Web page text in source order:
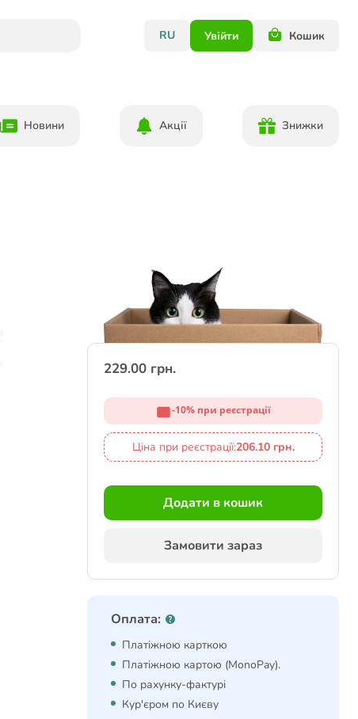
RU Увійти Кошик
Новини Акції Знижки
229.00 грн.
-10% при реєстрації
Ціна при реєстрації:206.10 грн.
Додати в кошик
Замовити зараз
Оплата:
Платіжною карткою
Платіжною картою (MonoPay).
По рахунку-фактурі
Кур'єром по Києву